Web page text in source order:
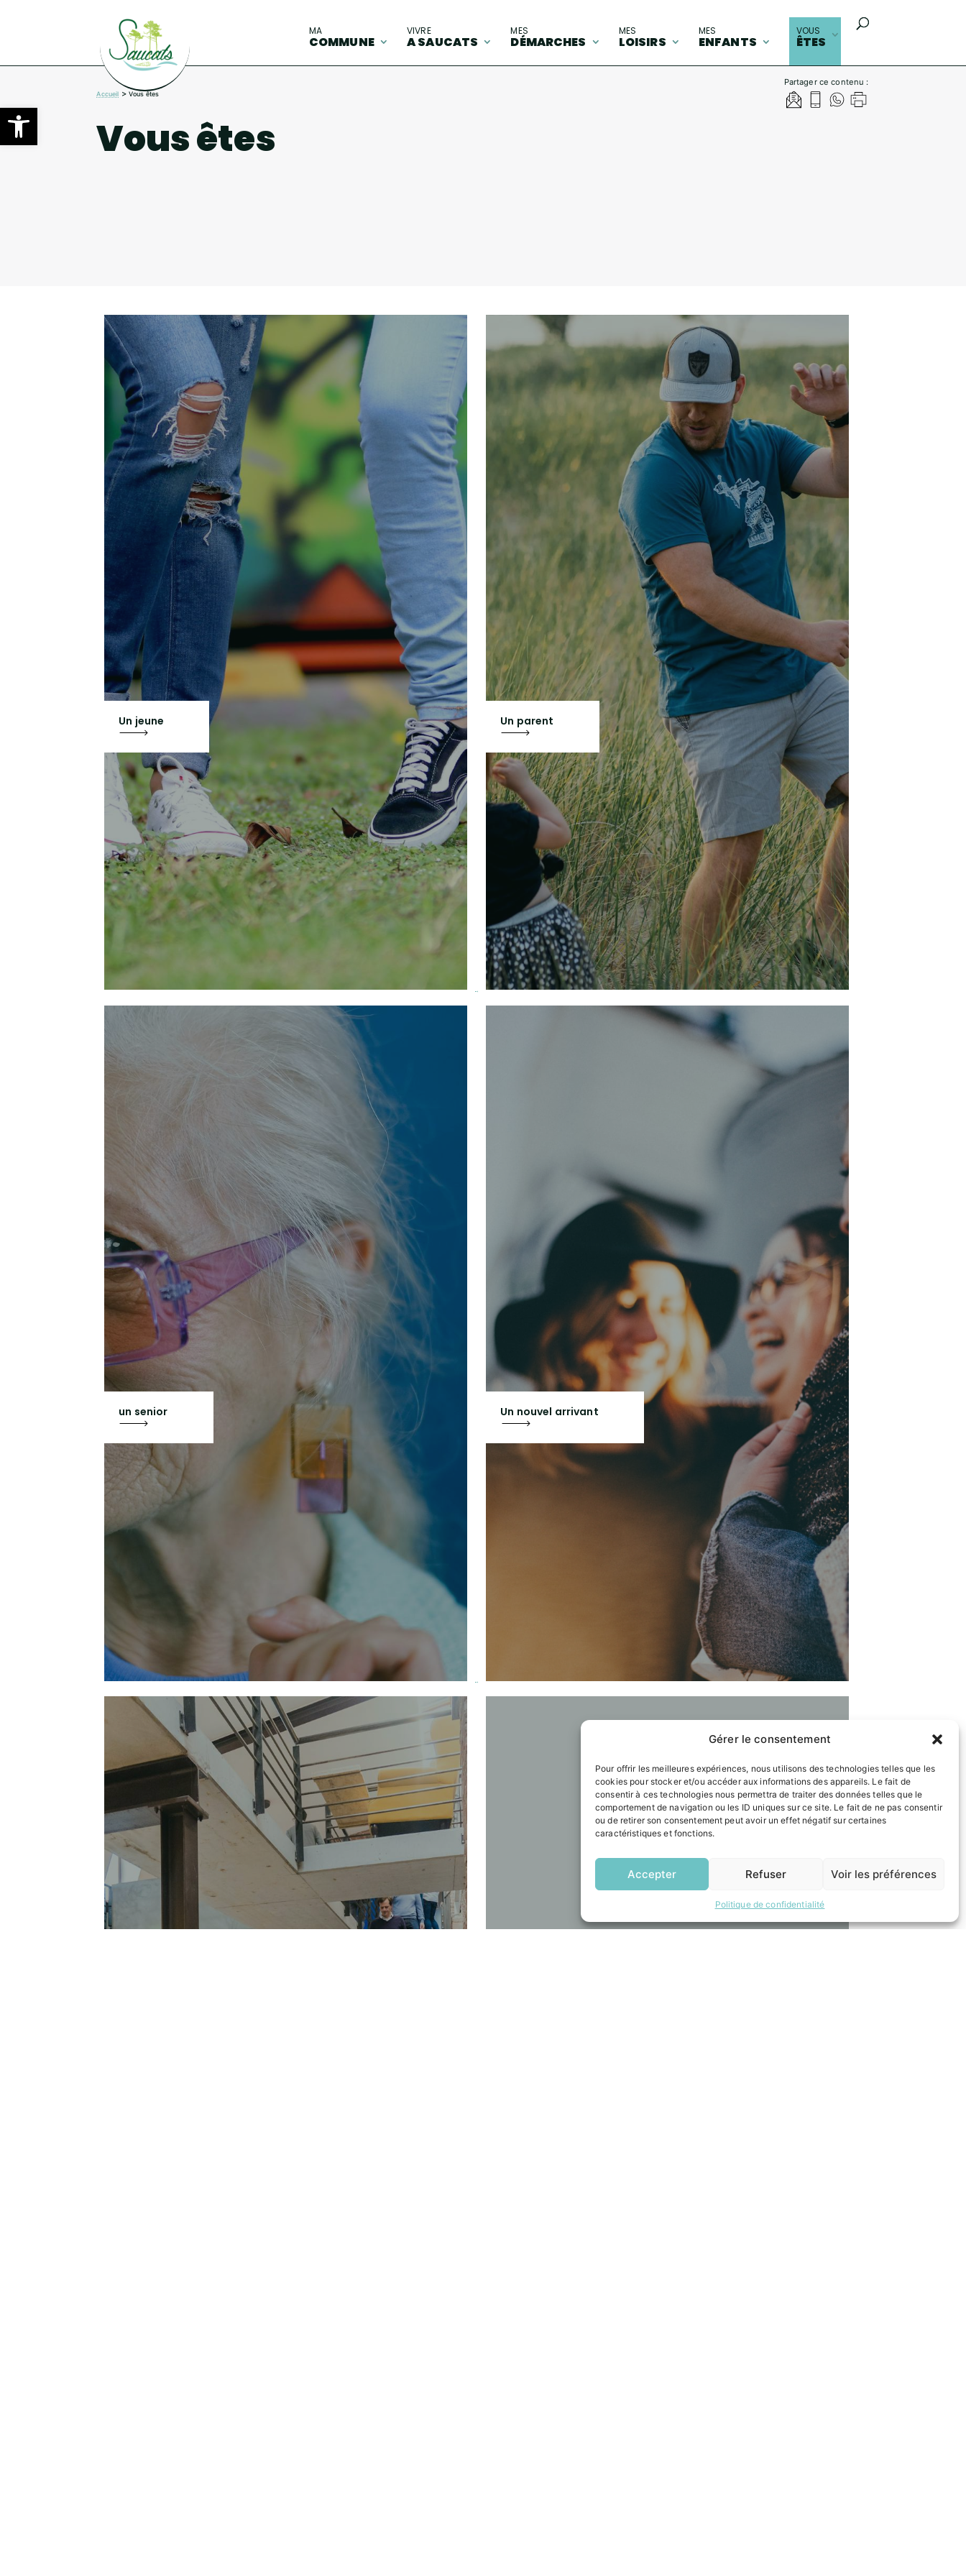
Ouvrir la barre d’outils
Gérer le consentement
Pour offrir les meilleures expériences, nous utilisons des technologies telles que les
cookies pour stocker et/ou accéder aux informations des appareils. Le fait de
consentir à ces technologies nous permettra de traiter des données telles que le
comportement de navigation ou les ID uniques sur ce site. Le fait de ne pas consentir
ou de retirer son consentement peut avoir un effet négatif sur certaines
caractéristiques et fonctions.
Accepter Refuser Voir les préférences
Politique de confidentialité
MA
COMMUNE
VIVRE
A SAUCATS
MES
DÉMARCHES
MES
LOISIRS
MES
ENFANTS
VOUS
ÊTES
Partager ce contenu :
Accueil > Vous êtes
Vous êtes
Un jeune Un parent
un senior Un nouvel arrivant